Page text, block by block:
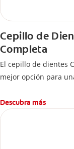
Cepillo de
Completa
El cepillo de dientes
mejor opción para
Descubra más